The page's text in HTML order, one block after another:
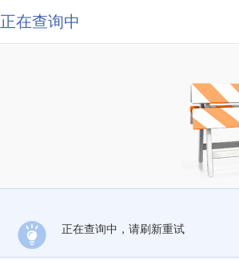
正在查询中
正在查询中，请刷新重试